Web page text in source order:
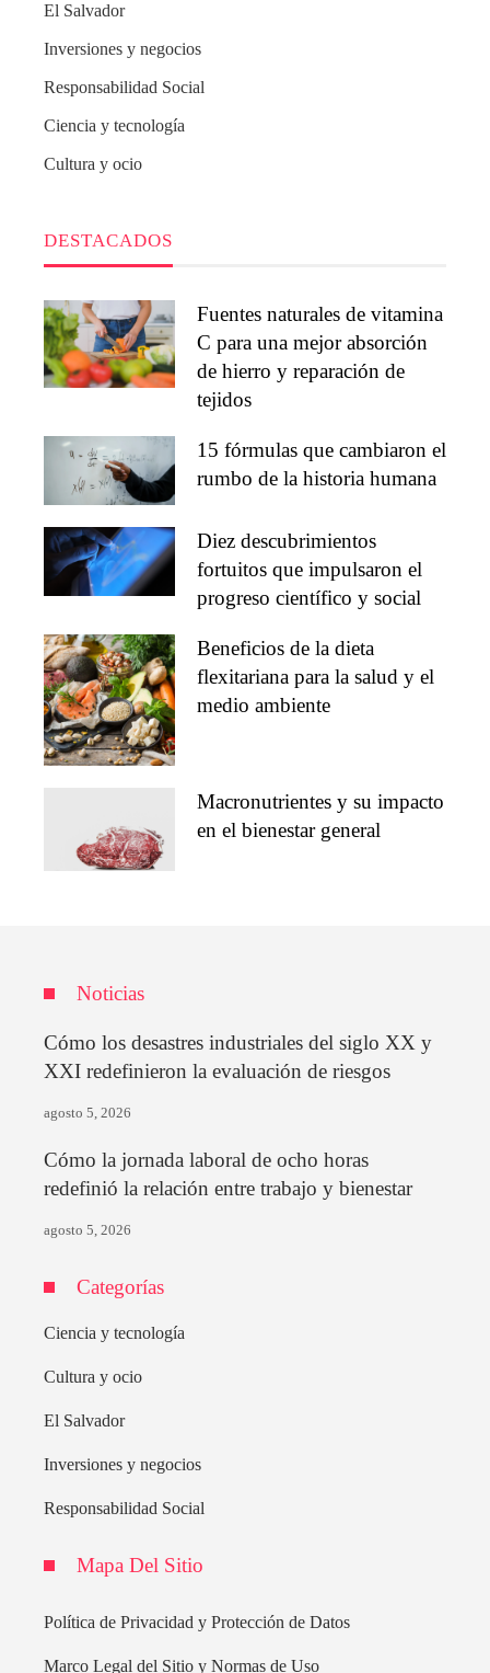
El Salvador
Inversiones y negocios
Responsabilidad Social
Ciencia y tecnología
Cultura y ocio
DESTACADOS
Fuentes naturales de vitamina
C para una mejor absorción
de hierro y reparación de
tejidos
15 fórmulas que cambiaron el
rumbo de la historia humana
Diez descubrimientos
fortuitos que impulsaron el
progreso científico y social
Beneficios de la dieta
flexitariana para la salud y el
medio ambiente
Macronutrientes y su impacto
en el bienestar general
Noticias
Cómo los desastres industriales del siglo XX y
XXI redefinieron la evaluación de riesgos
agosto 5, 2026
Cómo la jornada laboral de ocho horas
redefinió la relación entre trabajo y bienestar
agosto 5, 2026
Categorías
Ciencia y tecnología
Cultura y ocio
El Salvador
Inversiones y negocios
Responsabilidad Social
Mapa Del Sitio
Política de Privacidad y Protección de Datos
Marco Legal del Sitio y Normas de Uso